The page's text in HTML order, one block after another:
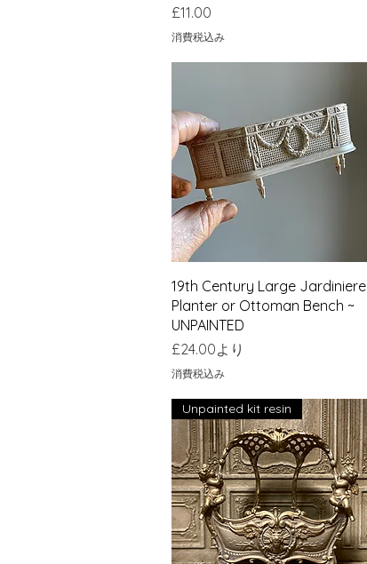
価格
£11.00
消費税込み
クイックビュー
19th Century Large Jardiniere
Planter or Ottoman Bench ~
UNPAINTED
£24.00より
セール価格
消費税込み
Unpainted kit resin